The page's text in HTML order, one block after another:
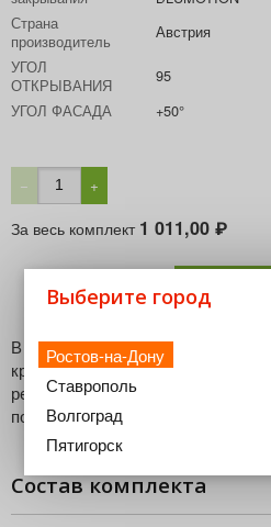
Страна
производитель
Австрия
УГОЛ
ОТКРЫВАНИЯ
95
УГОЛ ФАСАДА
+50°
− +
За весь комплект 1 011,00 ₽
В комплект входят петля CLIP top
крестообразная ответная
регулировкой эксцентриком,
подъемом 6 мм
Состав комплекта
Выберите город
Ростов-на-Дону
Ставрополь
Волгоград
Пятигорск